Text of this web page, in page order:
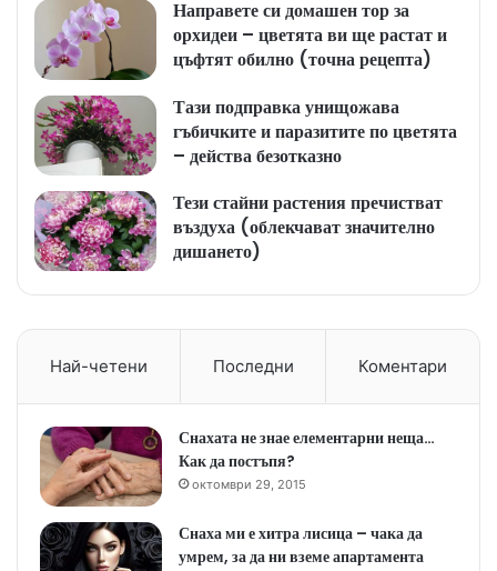
Направете си домашен тор за
орхидеи – цветята ви ще растат и
цъфтят обилно (точна рецепта)
Тази подправка унищожава
гъбичките и паразитите по цветята
– действа безотказно
Тези стайни растения пречистват
въздуха (облекчават значително
дишането)
Най-четени Последни Коментари
Снахата не знае елементарни неща…
Как да постъпя?
октомври 29, 2015
Снаха ми е хитра лисица – чака да
умрем, за да ни вземе апартамента